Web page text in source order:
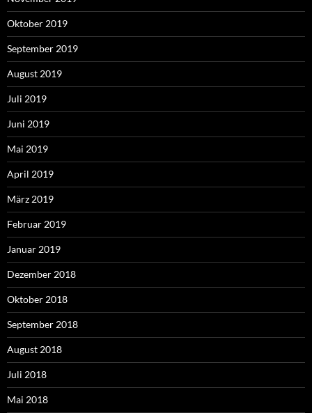
Oktober 2019
September 2019
August 2019
Juli 2019
Juni 2019
Mai 2019
April 2019
März 2019
Februar 2019
Januar 2019
Dezember 2018
Oktober 2018
September 2018
August 2018
Juli 2018
Mai 2018